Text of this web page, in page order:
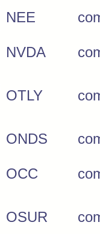
NEE
NVDA
OTLY
ONDS
OCC
OSUR